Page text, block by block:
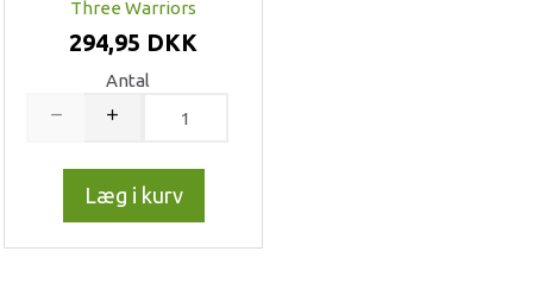
Three Warriors
294,95 DKK
Antal
Læg i kurv